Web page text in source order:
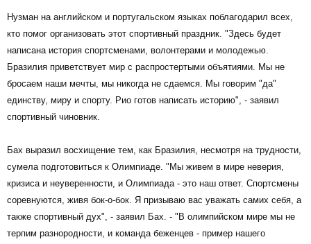
Нузман на английском и португальском языках поблагодарил всех,
кто помог организовать этот спортивный праздник. "Здесь будет
написана история спортсменами, волонтерами и молодежью.
Бразилия приветствует мир с распростертыми объятиями. Мы не
бросаем наши мечты, мы никогда не сдаемся. Мы говорим "да"
единству, миру и спорту. Рио готов написать историю", - заявил
спортивный чиновник.
Бах выразил восхищение тем, как Бразилия, несмотря на трудности,
сумела подготовиться к Олимпиаде. "Мы живем в мире неверия,
кризиса и неуверенности, и Олимпиада - это наш ответ. Спортсмены
соревнуются, живя бок-о-бок. Я призываю вас уважать самих себя, а
также спортивный дух", - заявил Бах. - "В олимпийском мире мы не
терпим разнородности, и команда беженцев - пример нашего